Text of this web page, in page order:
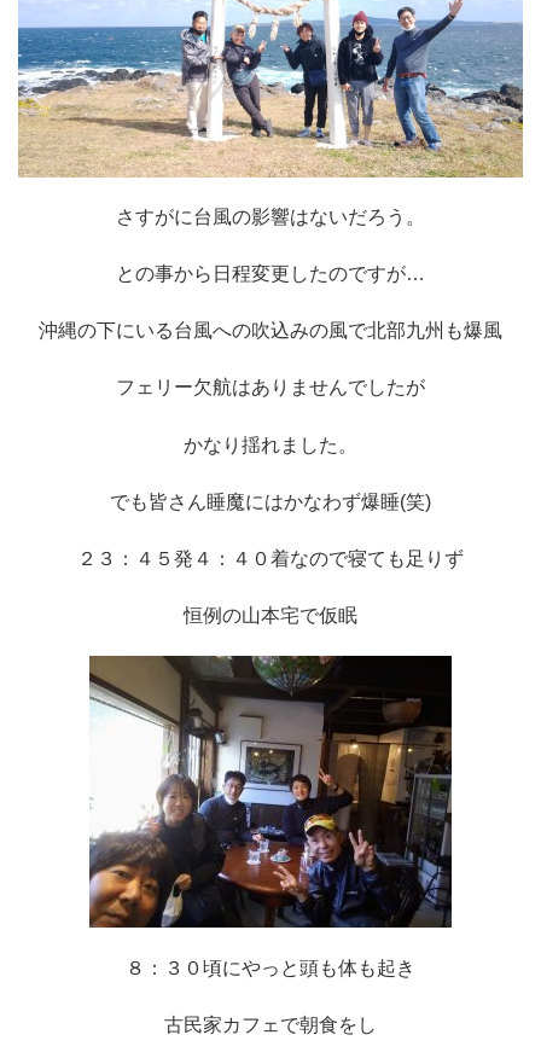
さすがに台風の影響はないだろう。
との事から日程変更したのですが…
沖縄の下にいる台風への吹込みの風で北部九州も爆風
フェリー欠航はありませんでしたが
かなり揺れました。
でも皆さん睡魔にはかなわず爆睡(笑)
２３：４５発４：４０着なので寝ても足りず
恒例の山本宅で仮眠
８：３０頃にやっと頭も体も起き
古民家カフェで朝食をし